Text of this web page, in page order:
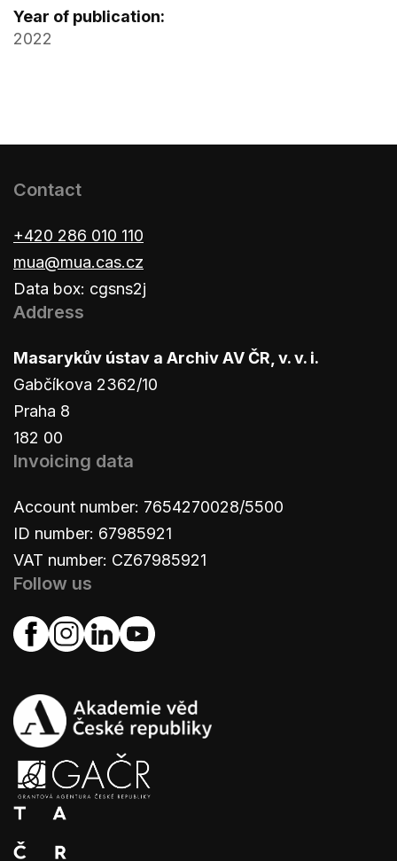
Year of publication:
2022
Contact
+420 286 010 110
mua@mua.cas.cz
Data box: cgsns2j
Address
Masarykův ústav a Archiv AV ČR, v. v. i.
Gabčíkova 2362/10
Praha 8
182 00
Invoicing data
Account number: 7654270028/5500
ID number: 67985921
VAT number: CZ67985921
Follow us